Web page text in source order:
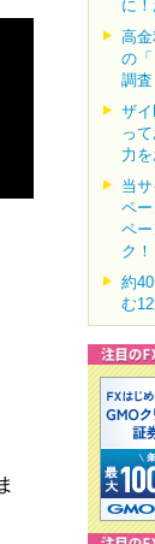
に
高
の
調査
ザ
っ
力
当
ペ
ペ
ク！
約
む